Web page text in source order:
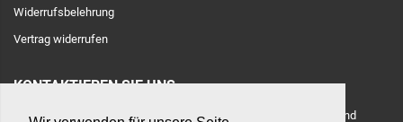
Widerrufsbelehrung
Vertrag widerrufen
KONTAKTIEREN SIE UNS
Adresse: Toulouser Allee 71, 40476 Düsseldorf, Deutschland